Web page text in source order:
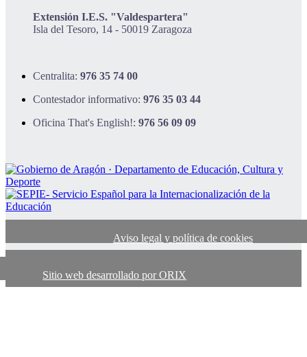
Extensión I.E.S. "Valdespartera"
Isla del Tesoro, 14 - 50019 Zaragoza
Centralita: 976 35 74 00
Contestador informativo: 976 35 03 44
Oficina That's English!: 976 56 09 09
Aviso legal y política de cookies
Sitio web desarrollado por ORIX